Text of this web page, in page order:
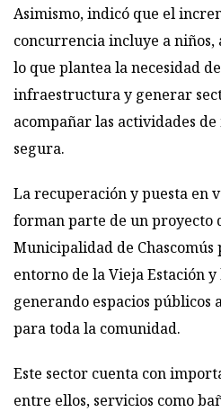
Asimismo, indicó que el
concurrencia incluye a niños,
lo que plantea la necesidad
infraestructura y generar
acompañar las actividades
segura.
La recuperación y puesta en
forman parte de un proyecto
Municipalidad de
entorno de la Vieja Estación
generando espacios públicos
para toda la comunidad.
Este sector cuenta con
entre ellos, servicios como